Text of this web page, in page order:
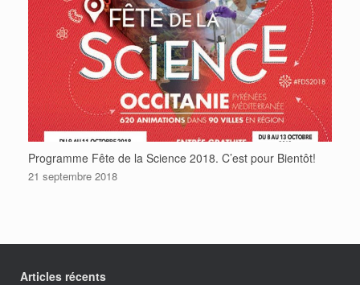
Programme Fête de la Science 2018. C’est pour Bientôt!
21 septembre 2018
Articles récents